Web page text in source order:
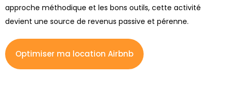
approche méthodique et les bons outils, cette activité
devient une source de revenus passive et pérenne.
Optimiser ma location Airbnb